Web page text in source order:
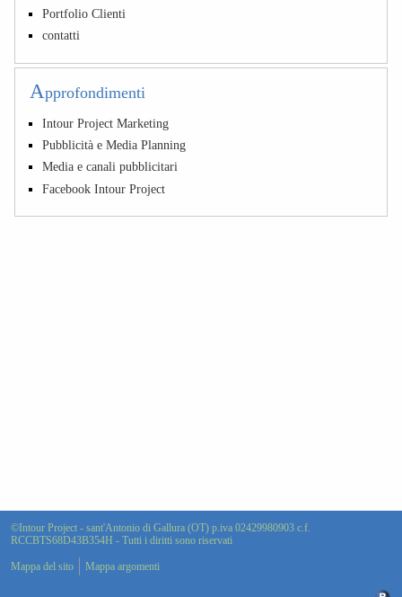
Portfolio Clienti
contatti
Approfondimenti
Intour Project Marketing
Pubblicità e Media Planning
Media e canali pubblicitari
Facebook Intour Project
©Intour Project - sant'Antonio di Gallura (OT) p.iva 02429980903 c.f.
RCCBTS68D43B354H - Tutti i diritti sono riservati
Mappa del sito Mappa argomenti